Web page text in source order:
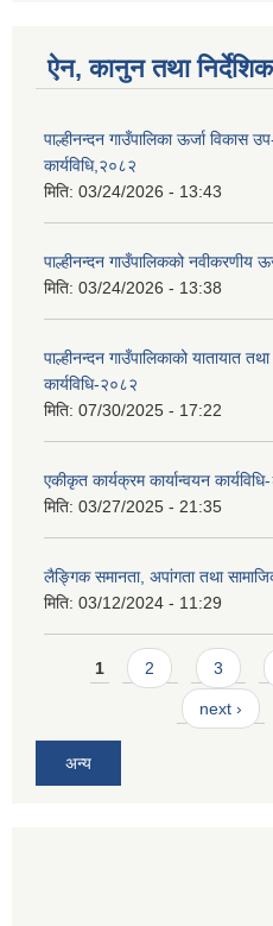
ऐन, कानुन तथा
पाल्हीनन्दन गाउँपालिका ऊर्जा विकास
कार्यविधि,२०८२
मिति: 03/24/2026 - 13:43
पाल्हीनन्दन गाउँपालिकको नवीकरणीय
मिति: 03/24/2026 - 13:38
पाल्हीनन्दन गाउँपालिकाको यातायात
कार्यविधि-२०८२
मिति: 07/30/2025 - 17:22
एकीकृत कार्यक्रम कार्यान्वयन
मिति: 03/27/2025 - 21:35
लैङ्गिक समानता, अपांगता तथा
मिति: 03/12/2024 - 11:29
Pages
1 2 3
next ›
अन्य